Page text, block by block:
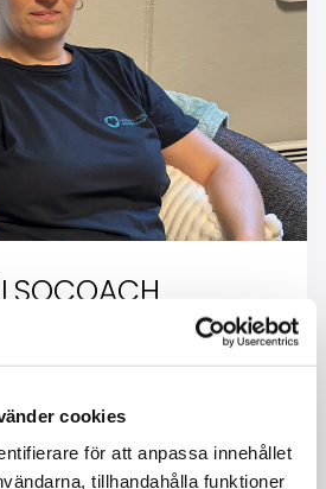
cookies
för att anpassa innehållet
tillhandahålla funktioner
liv men vet inte
var du ska börja?
fram mot ditt mål eller din
dröm.